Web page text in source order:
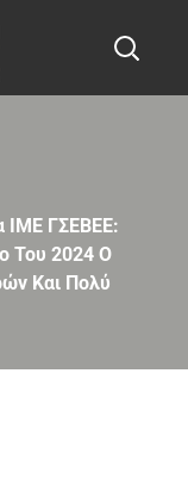
ΙΜΕ ΓΣΕΒΕΕ:
Του 2024 Ο
Και Πολύ